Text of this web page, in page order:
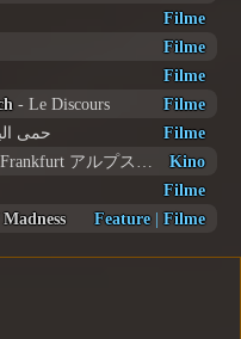
Filme
Filme
Filme
- Le Discours
Filme
- حمى
Filme
Kino
Filme
Feature| Filme